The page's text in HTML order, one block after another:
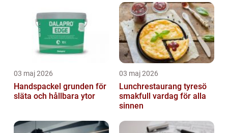
03 maj 2026
Handspackel grunden för
släta och hållbara ytor
03 maj 2026
Lunchrestaurang tyresö
smakfull vardag för alla
sinnen